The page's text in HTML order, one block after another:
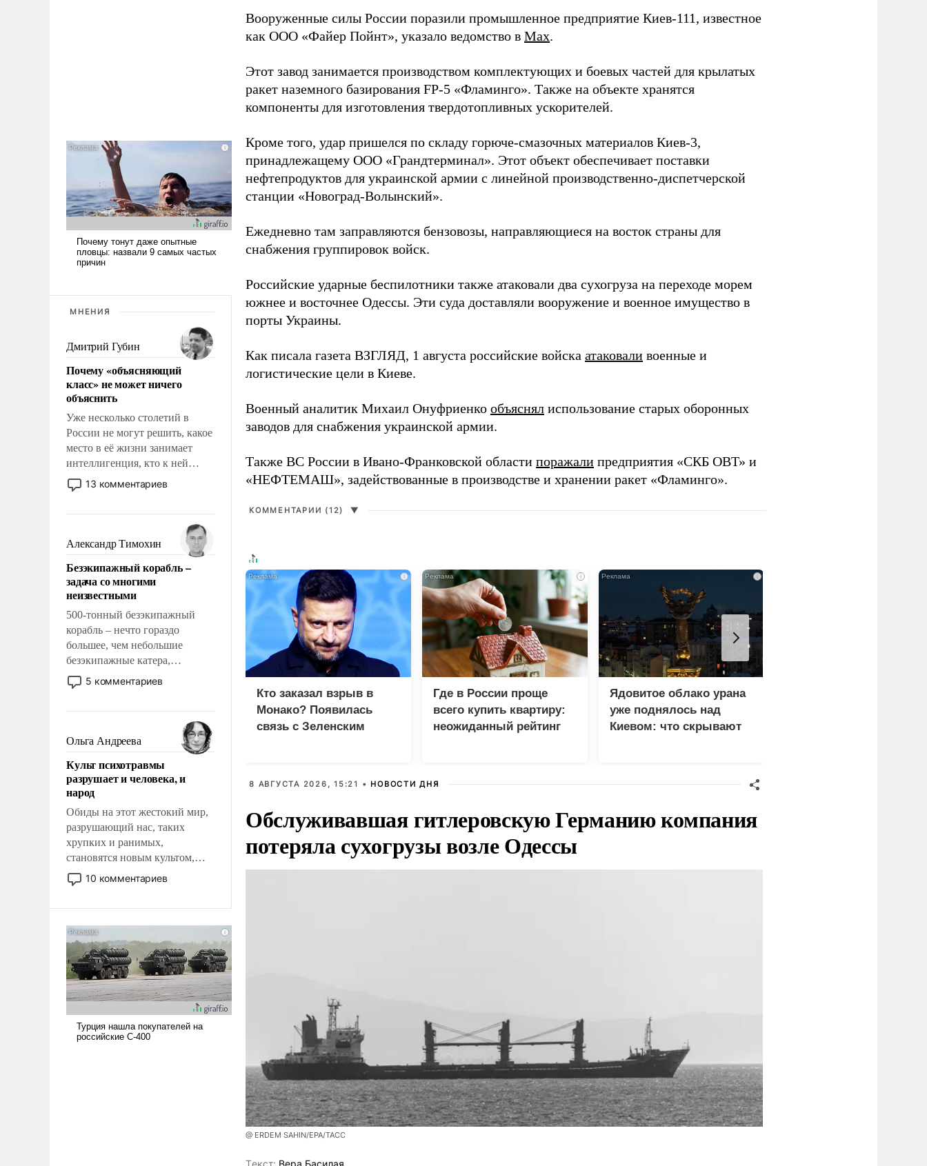
МНЕНИЯ
Дмитрий Губин
Почему «объясняющий
класс» не может ничего
объяснить
Уже несколько столетий в
России не могут решить, какое
место в её жизни занимает
интеллигенция, кто к ней
принадлежит, а кого из неё
исключили с правом
чем она отличается от просто
образованных людей. Иногда
казалось, что эти вопросы
решены раз и навсегда, но –
нет, не решены.
13 комментариев
Александр Тимохин
Безэкипажный корабль –
задача со многими
неизвестными
500-тонный безэкипажный
корабль – нечто гораздо
большее, чем небольшие
безэкипажные катера,
применение которых уже
стало обыденностью. Задача по
сложна и амбициозна. Однако
и ее реализация радикально
поднимет наши боевые
возможности.
5 комментариев
Ольга Андреева
Культ психотравмы
разрушает и человека, и
народ
Обиды на этот жестокий мир,
разрушающий нас, таких
хрупких и ранимых,
становятся новым культом,
постепенно вытесняя и
отменяя традиционное
ударами судьбы, брать на себя
ответственность, помогать
слабым, идти вперед и
адаптироваться.
10 комментариев
Вооруженные силы России поразили промышленное предприятие Киев-111, известное
как ООО «Файер Пойнт», указало ведомство в Max.
Этот завод занимается производством комплектующих и боевых частей для крылатых
ракет наземного базирования FP-5 «Фламинго». Также на объекте хранятся
компоненты для изготовления твердотопливных ускорителей.
Кроме того, удар пришелся по складу горюче-смазочных материалов Киев-3,
принадлежащему ООО «Грандтерминал». Этот объект обеспечивает поставки
нефтепродуктов для украинской армии с линейной производственно-диспетчерской
станции «Новоград-Волынский».
Ежедневно там заправляются бензовозы, направляющиеся на восток страны для
снабжения группировок войск.
Российские ударные беспилотники также атаковали два сухогруза на переходе морем
южнее и восточнее Одессы. Эти суда доставляли вооружение и военное имущество в
порты Украины.
Как писала газета ВЗГЛЯД, 1 августа российские войска атаковали военные и
логистические цели в Киеве.
Военный аналитик Михаил Онуфриенко объяснял использование старых оборонных
заводов для снабжения украинской армии.
Также ВС России в Ивано-Франковской области поражали предприятия «СКБ ОВТ» и
«НЕФТЕМАШ», задействованные в производстве и хранении ракет «Фламинго».
КОММЕНТАРИИ (12) ▼
i
Кто заказал взрыв в
Монако? Появилась
связь с Зеленским
i
Где в России проще
всего купить квартиру:
неожиданный рейтинг
i
Ядовитое облако урана
уже поднялось над
Киевом: что скрывают
8 АВГУСТА 2026, 15:21 • НОВОСТИ ДНЯ
Обслуживавшая гитлеровскую Германию компания
потеряла сухогрузы возле Одессы
@ ERDEM SAHIN/EPA/ТАСС
Tекст: Вера Басилая